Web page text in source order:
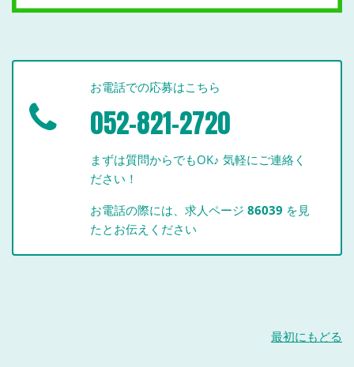
お電話での応募はこちら
052-821-2720
まずは質問からでもOK♪ 気軽にご連絡く
ださい！
お電話の際には、求人ページ86039 を見
たとお伝えください
最初にもどる